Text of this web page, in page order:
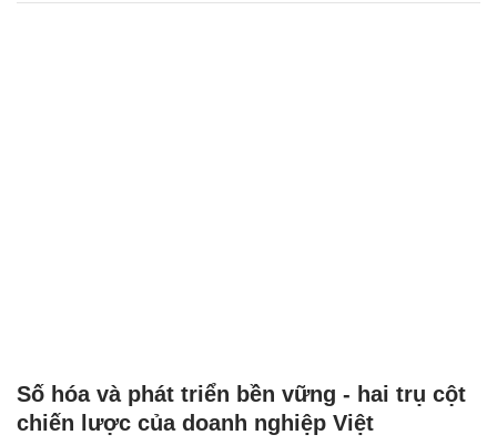
Số hóa và phát triển bền vững - hai trụ cột
chiến lược của doanh nghiệp Việt